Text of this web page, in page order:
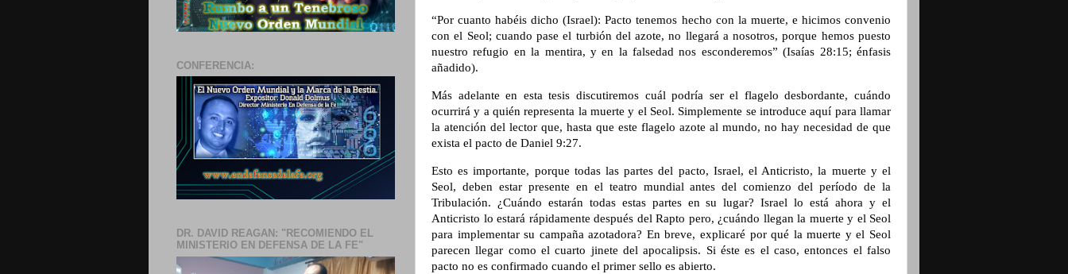
“Por cuanto habéis dicho (Israel): Pacto tenemos hecho con la muerte, e hicimos convenio
con el Seol; cuando pase el turbión del azote, no llegará a nosotros, porque hemos puesto
nuestro refugio en la mentira, y en la falsedad nos esconderemos” (Isaías 28:15; énfasis
añadido).
Más adelante en esta tesis discutiremos cuál podría ser el flagelo desbordante, cuándo
ocurrirá y a quién representa la muerte y el Seol. Simplemente se introduce aquí para llamar
la atención del lector que, hasta que este flagelo azote al mundo, no hay necesidad de que
exista el pacto de Daniel 9:27.
Esto es importante, porque todas las partes del pacto, Israel, el Anticristo, la muerte y el
Seol, deben estar presente en el teatro mundial antes del comienzo del período de la
Tribulación. ¿Cuándo estarán todas estas partes en su lugar? Israel lo está ahora y el
Anticristo lo estará rápidamente después del Rapto pero, ¿cuándo llegan la muerte y el Seol
para implementar su campaña azotadora? En breve, explicaré por qué la muerte y el Seol
parecen llegar como el cuarto jinete del apocalipsis. Si éste es el caso, entonces el falso
pacto no es confirmado cuando el primer sello es abierto.
CONFERENCIA:
DR. DAVID REAGAN: "RECOMIENDO EL
MINISTERIO EN DEFENSA DE LA FE"